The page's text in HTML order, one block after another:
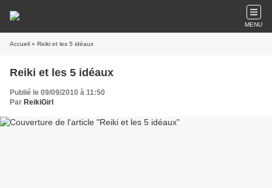
MENU
Accueil » Reiki et les 5 idéaux
Reiki et les 5 idéaux
Publié le 09/09/2010 à 11:50
Par ReikiGirl